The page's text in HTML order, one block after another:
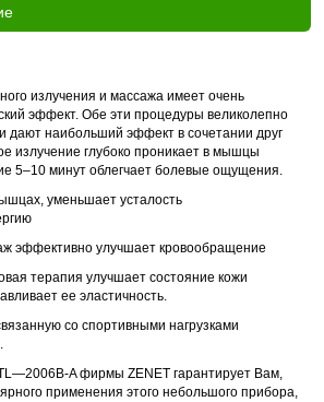
излучения и массажа имеет очень
эффект. Обе эти процедуры великолепно
дают наибольший эффект в сочетании друг
излучение глубоко проникает в мышцы
5–10 минут облегчает болевые ощущения.
уменьшает усталость
эффективно улучшает кровообращение
терапия улучшает состояние кожи
ее эластичность.
со спортивными нагрузками
A фирмы ZENET гарантирует Вам,
применения этого небольшого прибора,